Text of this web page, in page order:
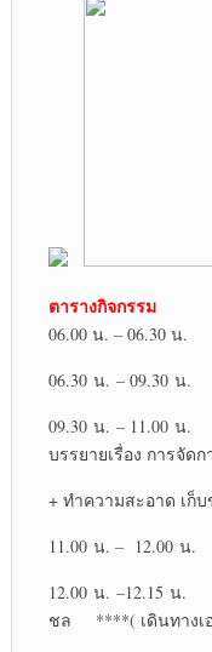
ตารางกิจกรรม
06.00 น. –
06.30 น. –
09.30 น. –
บรรยายเรื่อง การจัด
+ ทำความสะอาด เก็
11.00 น. –
12.00 น. –12.15
ชล ****( เดินทางเ